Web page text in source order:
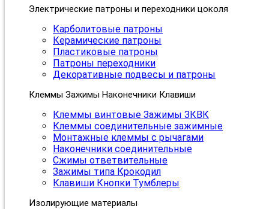
Электрические патроны и переходники цоколя
Карболитовые патроны
Керамические патроны
Пластиковые патроны
Патроны переходники
Декоративные подвесы и патроны
Клеммы Зажимы Наконечники Клавиши
Клеммы винтовые Зажимы ЗКВК
Клеммы соединительные зажимные
Монтажные клеммы с рычагами
Наконечники соединительные
Сжимы ответвительные
Зажимы типа Крокодил
Клавиши Кнопки Тумблеры
Изолирующие материалы